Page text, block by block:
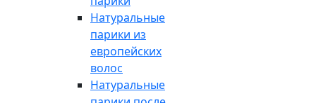
Натуральные
парики из
европейских
волос
Натуральные